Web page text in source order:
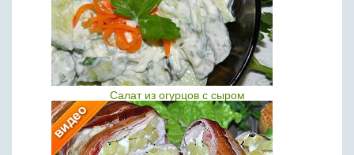
Салат из огурцов с сыром